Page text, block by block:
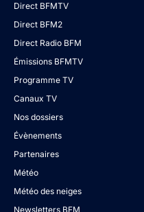
Direct BFMTV
Direct BFM2
Direct Radio BFM
Émissions BFMTV
Programme TV
Canaux TV
Nos dossiers
Évènements
Partenaires
Météo
Météo des neiges
Newsletters BFM